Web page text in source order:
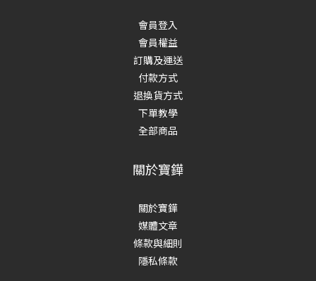
會員登入
會員權益
訂購及運送
付款方式
退換貨方式
下單教學
全部商品
關於寶鏵
關於寶鏵
媒體文章
條款與細則
隱私條款